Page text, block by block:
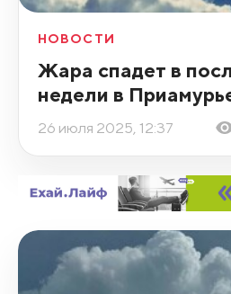
НОВОСТИ
Жара спадет в
недели в
26 июля 2025, 12:37